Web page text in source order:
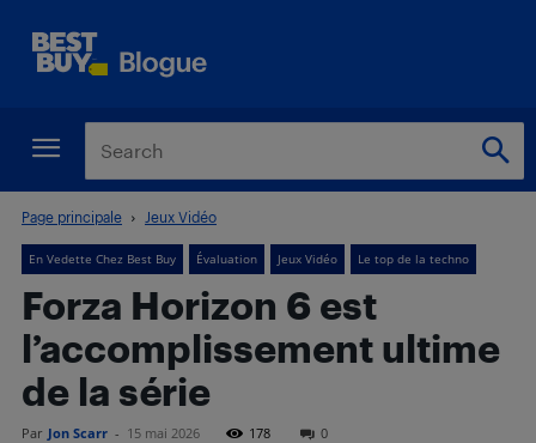
Page principale Jeux Vidéo
En Vedette Chez Best Buy Évaluation Jeux Vidéo Le top de la techno
Forza Horizon 6 est
l’accomplissement ultime
de la série
Par Jon Scarr - 15 mai 2026 178 0